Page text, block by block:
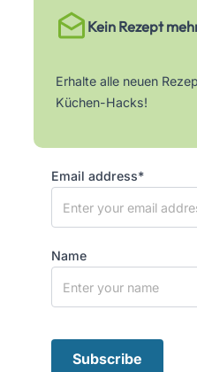
Kein Rezept
Erhalte alle neuen
Küchen-Hacks!
Email address*
Name